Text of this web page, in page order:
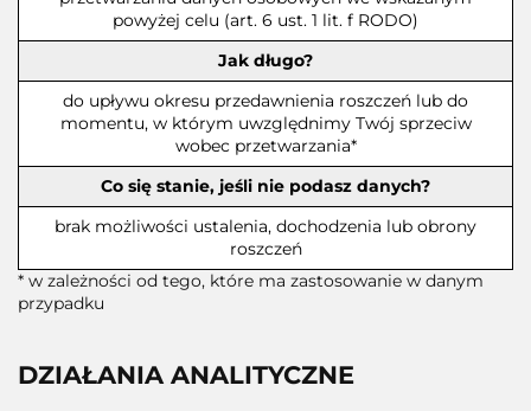
powyżej celu (art. 6 ust. 1 lit. f RODO)
Jak długo?
do upływu okresu przedawnienia roszczeń lub do
momentu, w którym uwzględnimy Twój sprzeciw
wobec przetwarzania*
Co się stanie, jeśli nie podasz danych?
brak możliwości ustalenia, dochodzenia lub obrony
roszczeń
* w zależności od tego, które ma zastosowanie w danym
przypadku
DZIAŁANIA ANALITYCZNE